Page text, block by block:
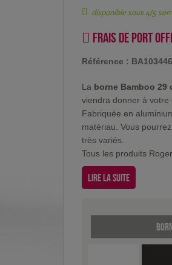
disponible sous 4/5
Frais de port
Référence : BA103446
La borne Bamboo 29
viendra donner à votre
Fabriquée en
matériau. Vous
très variés.
Tous les produits
Lire la suite